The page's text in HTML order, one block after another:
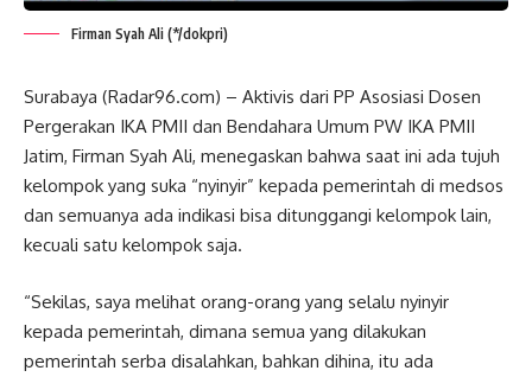
Firman Syah Ali (*/dokpri)
Surabaya (Radar96.com) – Aktivis dari PP Asosiasi Dosen
Pergerakan IKA PMII dan Bendahara Umum PW IKA PMII
Jatim, Firman Syah Ali, menegaskan bahwa saat ini ada tujuh
kelompok yang suka “nyinyir” kepada pemerintah di medsos
dan semuanya ada indikasi bisa ditunggangi kelompok lain,
kecuali satu kelompok saja.
“Sekilas, saya melihat orang-orang yang selalu nyinyir
kepada pemerintah, dimana semua yang dilakukan
pemerintah serba disalahkan, bahkan dihina, itu ada